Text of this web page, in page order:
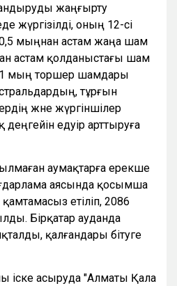
жаңғырту
жүргізілді, оның 12-сі
мыңнан астам жаңа шам
астам қолданыстағы шам
мың торшер шамдары
тұрғын
және жүргіншілер
едәуір арттыруға
аумақтарға ерекше
аясында қосымша
етіліп, 2086
Бірқатар ауданда
қалғандары бітуге
іске асыруда "Алматы Қала